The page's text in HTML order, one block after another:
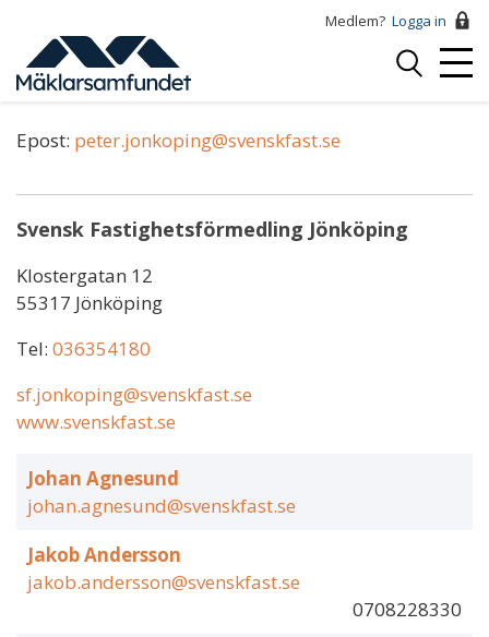
huvudinnehåll
Medlem? Logga in
Logga
Peter Linderfalk
Epost: peter.jonkoping@svenskfast.se
Svensk Fastighetsförmedling Jönköping
Klostergatan 12
55317 Jönköping
Tel: 036354180
sf.jonkoping@svenskfast.se
www.svenskfast.se
Johan Agnesund
johan.agnesund@svenskfast.se
Jakob Andersson
jakob.andersson@svenskfast.se
0708228330